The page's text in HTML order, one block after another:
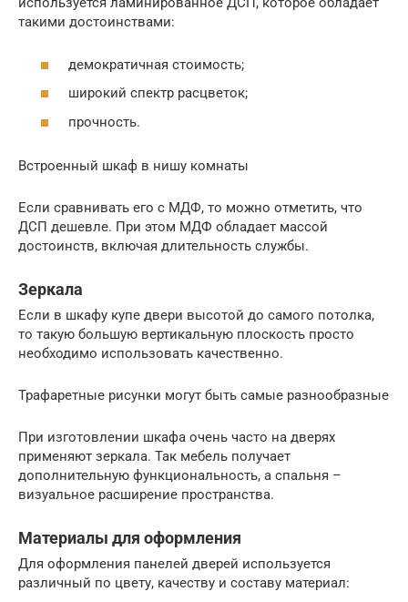
такими достоинствами:
демократичная стоимость;
широкий спектр расцветок;
прочность.
Встроенный шкаф в нишу комнаты
Если сравнивать его с МДФ, то можно отметить, что
ДСП дешевле. При этом МДФ обладает массой
достоинств, включая длительность службы.
Зеркала
Если в шкафу купе двери высотой до самого потолка,
то такую большую вертикальную плоскость просто
необходимо использовать качественно.
Трафаретные рисунки могут быть самые разнообразные
При изготовлении шкафа очень часто на дверях
применяют зеркала. Так мебель получает
дополнительную функциональность, а спальня –
визуальное расширение пространства.
Материалы для оформления
Для оформления панелей дверей используется
различный по цвету, качеству и составу материал: